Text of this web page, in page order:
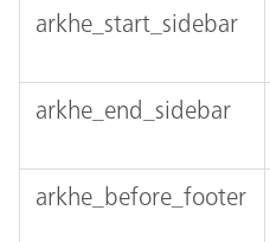
arkhe_start_sidebar
arkhe_end_sidebar
arkhe_before_footer